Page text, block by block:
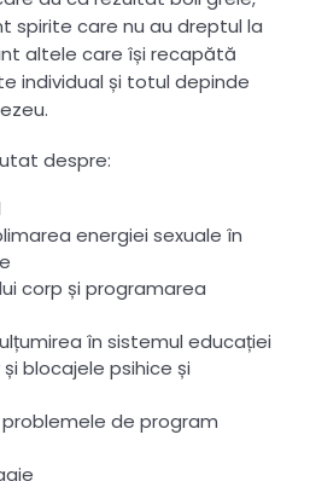
spirite care nu au dreptul la
altele care își recapătă
individual și totul depinde
despre:
energiei sexuale în
corp și programarea
în sistemul educației
blocajele psihice și
problemele de program